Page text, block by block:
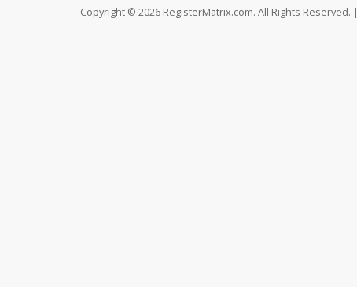
Copyright © 2026 RegisterMatrix.com. All Rights Reserved. |